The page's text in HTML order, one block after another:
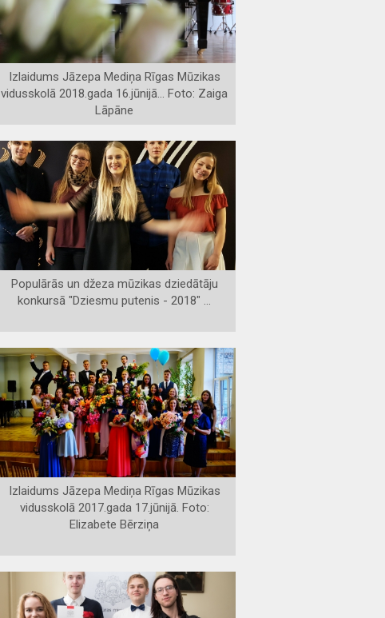
Izlaidums Jāzepa Mediņa Rīgas Mūzikas
vidusskolā 2018.gada 16.jūnijā... Foto: Zaiga
Lāpāne
Populārās un džeza mūzikas dziedātāju
konkursā "Dziesmu putenis - 2018" ...
Izlaidums Jāzepa Mediņa Rīgas Mūzikas
vidusskolā 2017.gada 17.jūnijā. Foto:
Elizabete Bērziņa